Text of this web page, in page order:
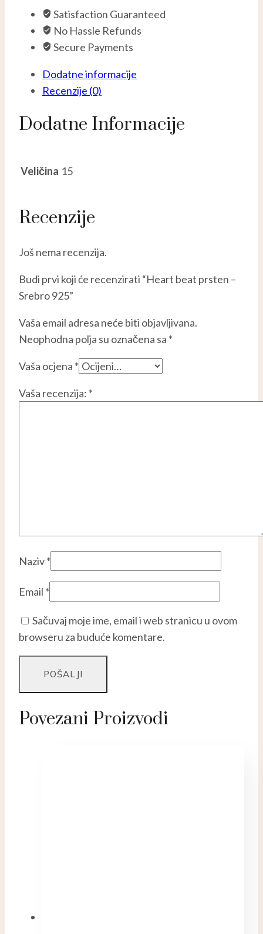
količina Satisfaction Guaranteed
No Hassle Refunds
Secure Payments
Dodatne informacije
Recenzije (0)
Dodatne Informacije
Veličina 15
Recenzije
Još nema recenzija.
Budi prvi koji će recenzirati “Heart beat prsten –
Srebro 925”
Vaša email adresa neće biti objavljivana.
Neophodna polja su označena sa *
Vaša ocjena *
Vaša recenzija: *
Naziv*
Email *
Sačuvaj moje ime, email i web stranicu u ovom
browseru za buduće komentare.
Povezani Proizvodi